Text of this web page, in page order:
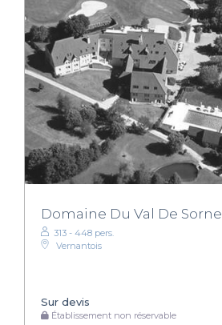
Domaine Du Val De Sorne
313 - 448 pers.
Vernantois
Sur devis
Établissement non réservable